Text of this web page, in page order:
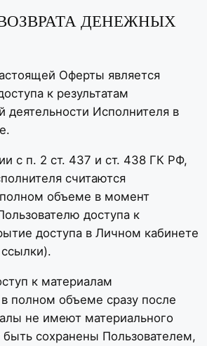
ДЕНЕЖНЫХ
Оферты является
к результатам
деятельности Исполнителя в
с п. 2 ст. 437 и ст. 438 ГК РФ,
считаются
объеме в момент
доступа к
доступа в Личном кабинете
к материалам
в полном объеме сразу после
не имеют материального
быть сохранены Пользователем,